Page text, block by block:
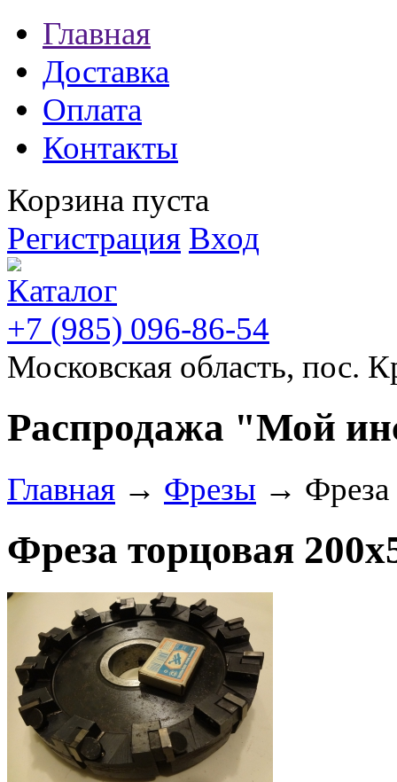
Главная
Доставка
Оплата
Контакты
Корзина пуста
Регистрация Вход
+7 (985) 096-86-54
Московская область, пос.
Распродажа "Мой
Главная → Фрезы → Фреза
Фреза торцовая